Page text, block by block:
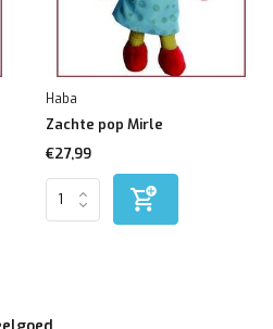
Haba
Zachte pop Mirle
€27,99